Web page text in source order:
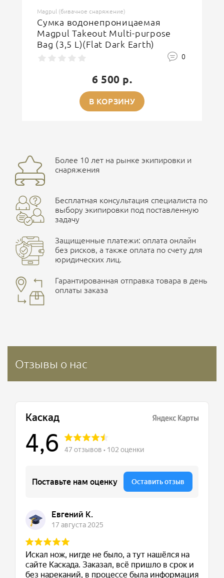
Magpul (бивачное снаряжение)
Сумка водонепроницаемая
Magpul Takeout Multi-purpose
Bag (3,5 L)(Flat Dark Earth)
0
6 500 р.
В КОРЗИНУ
Более 10 лет на рынке экипировки и
снаряжения
Бесплатная консультация специалиста по
выбору экипировки под поставленную
задачу
Защищенные платежи: оплата онлайн
без рисков, а также оплата по счету для
юридических лиц.
Гарантированная отправка товара в день
оплаты заказа
Отзывы о нас